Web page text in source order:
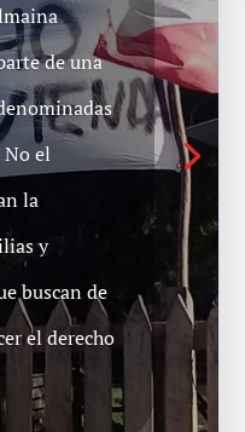
de una
el
la
y
buscan de
el derecho